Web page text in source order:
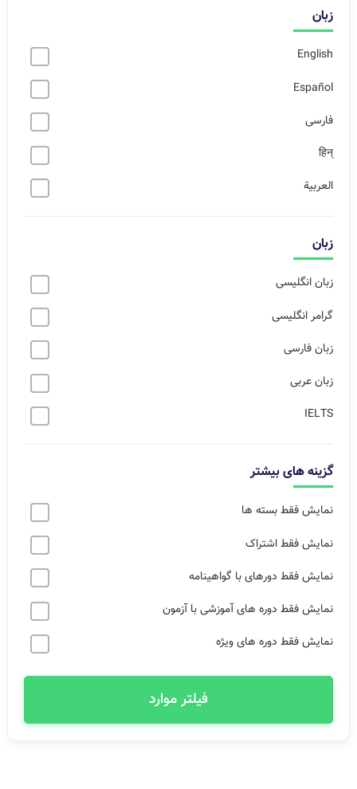
زبان
English
Español
فارسی
हिन्
العربية
زبان
زبان انگلیسی
گرامر انگلیسی
زبان فارسی
زبان عربی
IELTS
گزینه های بیشتر
نمایش فقط بسته ها
نمایش فقط اشتراک
نمایش فقط دورهای با گواهینامه
نمایش فقط دوره های آموزشی با آزمون
نمایش فقط دوره های ویژه
فیلتر موارد